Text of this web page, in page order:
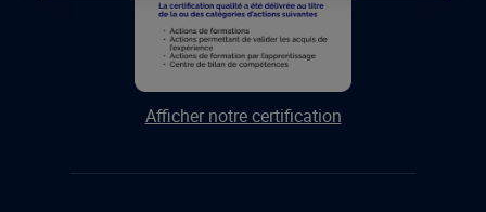
Afficher notre certification